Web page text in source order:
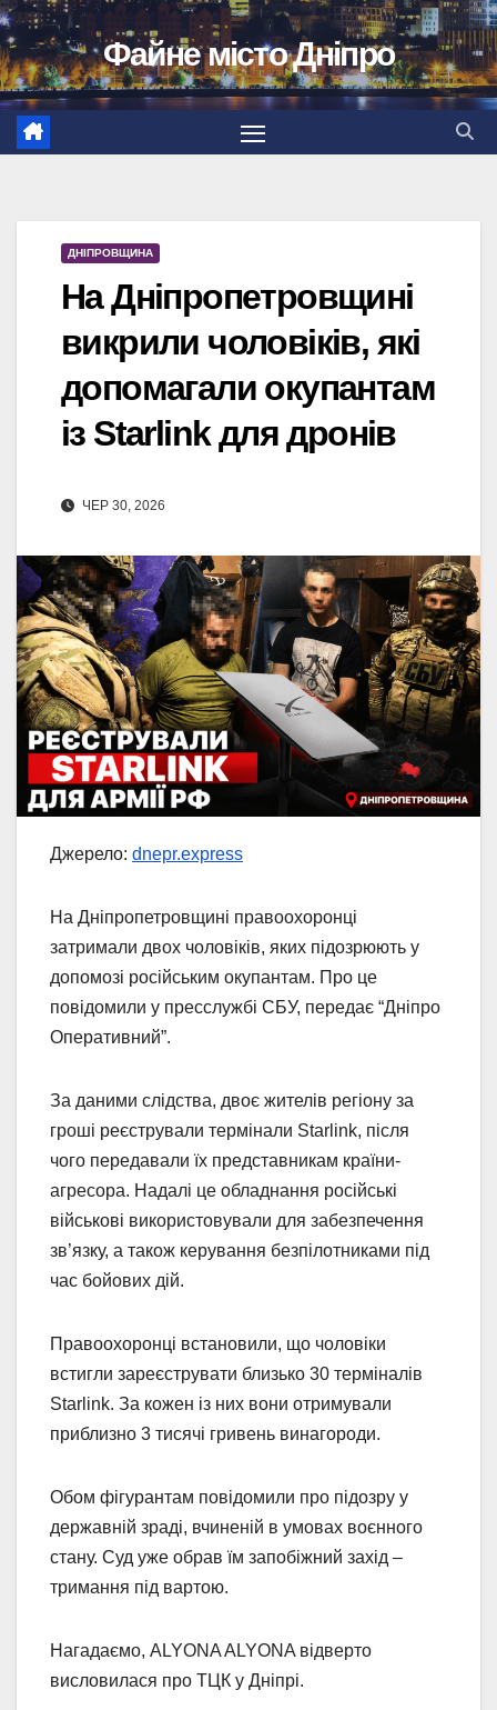
Перейти
до
вмісту
Файне місто Дніпро
ДНІПРОВЩИНА
На Дніпропетровщині
викрили чоловіків, які
допомагали окупантам
із Starlink для дронів
ЧЕР 30, 2026
Джерело: dnepr.express
На Дніпропетровщині правоохоронці
затримали двох чоловіків, яких підозрюють у
допомозі російським окупантам. Про це
повідомили у пресслужбі СБУ, передає “Дніпро
Оперативний”.
За даними слідства, двоє жителів регіону за
гроші реєстрували термінали Starlink, після
чого передавали їх представникам країни-
агресора. Надалі це обладнання російські
військові використовували для забезпечення
зв’язку, а також керування безпілотниками під
час бойових дій.
Правоохоронці встановили, що чоловіки
встигли зареєструвати близько 30 терміналів
Starlink. За кожен із них вони отримували
приблизно 3 тисячі гривень винагороди.
Обом фігурантам повідомили про підозру у
державній зраді, вчиненій в умовах воєнного
стану. Суд уже обрав їм запобіжний захід –
тримання під вартою.
Нагадаємо, ALYONA ALYONA відверто
висловилася про ТЦК у Дніпрі.